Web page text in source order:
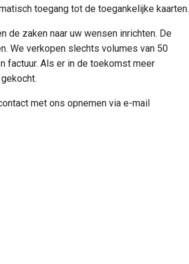
toegang tot de toegankelijke kaarten.
de zaken naar uw wensen inrichten. De
We verkopen slechts volumes van 50
factuur. Als er in de toekomst meer
met ons opnemen via e-mail